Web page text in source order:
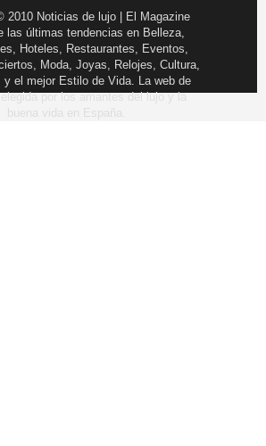
2010 Noticias de lujo | El Magazine
las últimas tendencias en Belleza,
Hoteles, Restaurantes, Eventos,
Moda, Joyas, Relojes, Cultura,
y el mejor Estilo de Vida. La web de
por los amantes del lujo y la